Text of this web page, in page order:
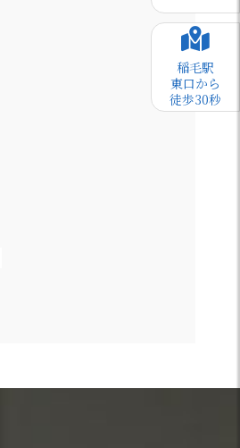
稲毛駅
東口から
徒歩30秒